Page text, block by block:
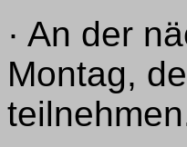
· An der
Montag,